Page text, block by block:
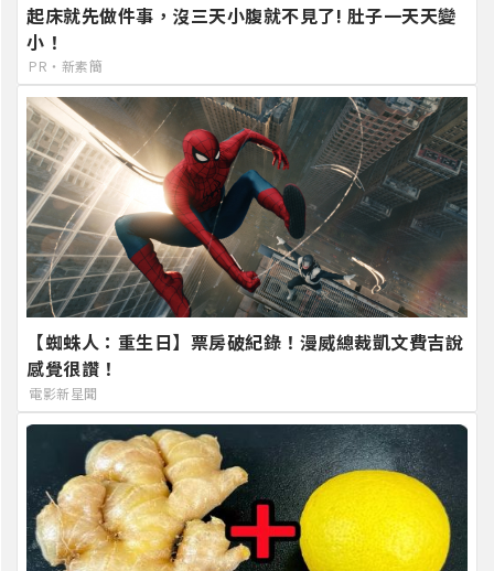
起床就先做件事，沒三天小腹就不見了! 肚子一天天變
小！
PR・新素簡
【蜘蛛人：重生日】票房破紀錄！漫威總裁凱文費吉說
感覺很讚！
電影新星聞